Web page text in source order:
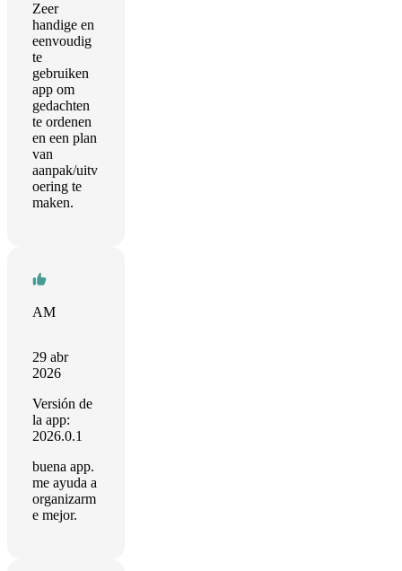
Zeer
handige en
eenvoudig
te
gebruiken
app om
gedachten
te ordenen
en een plan
van
aanpak/uitv
oering te
maken.
AM
29 abr
2026
Versión de
la app:
2026.0.1
buena app.
me ayuda a
organizarm
e mejor.